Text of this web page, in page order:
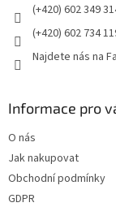
(+420) 602 349
(+420) 602 734
Najdete nás na
Informace pro
O nás
Jak nakupovat
Obchodní podmínky
GDPR